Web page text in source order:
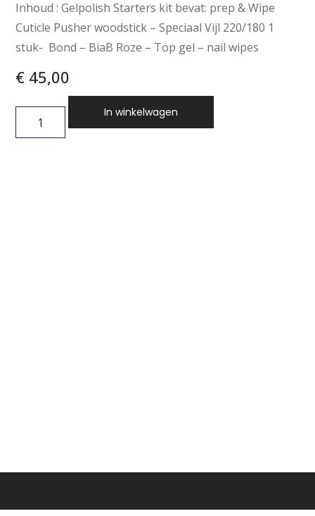
Inhoud : Gelpolish Starters kit bevat: prep & Wipe
Cuticle Pusher woodstick – Speciaal Vijl 220/180 1
stuk- Bond – BiaB Roze – Top gel – nail wipes
€ 45,00
In winkelwagen